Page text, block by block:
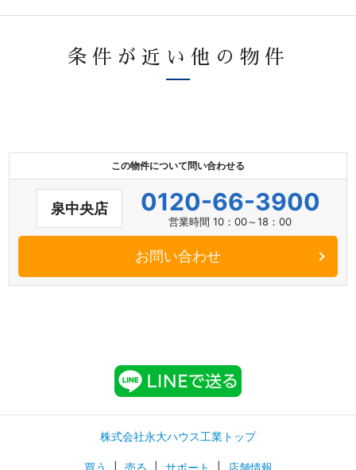
条件が近い他の物件
この物件について問い合わせる
泉中央店 0120-66-3900
営業時間 10：00～18：00
お問い合わせ
株式会社永大ハウス工業トップ
買う 売る サポート 店舗情報